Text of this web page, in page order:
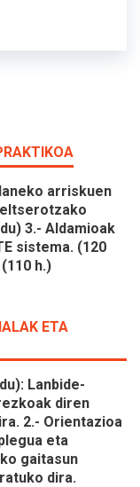
arriskuen
3.- Aldamioak
sistema. (120
h.)
ETA
Lanbide-
diren
2.- Orientazioa
eta
gaitasun
dira.